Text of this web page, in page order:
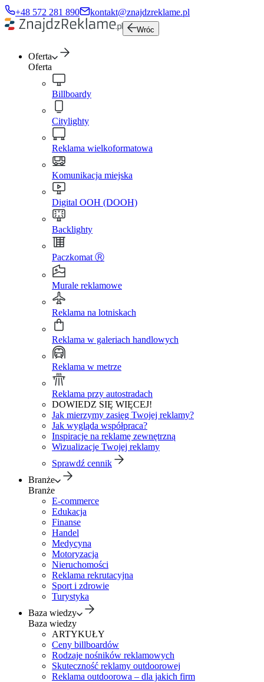
+48 572 281 890 kontakt@znajdzreklame.pl
Wróc
Oferta
Oferta
Billboardy
Citylighty
Reklama wielkoformatowa
Komunikacja miejska
Digital OOH (DOOH)
Backlighty
Paczkomat Ⓡ
Murale reklamowe
Reklama na lotniskach
Reklama w galeriach handlowych
Reklama w metrze
Reklama przy autostradach
DOWIEDZ SIĘ WIĘCEJ!
Jak mierzymy zasięg Twojej reklamy?
Jak wygląda współpraca?
Inspiracje na reklamę zewnętrzną
Wizualizacje Twojej reklamy
Sprawdź cennik
Branże
Branże
E-commerce
Edukacja
Finanse
Handel
Medycyna
Motoryzacja
Nieruchomości
Reklama rekrutacyjna
Sport i zdrowie
Turystyka
Baza wiedzy
Baza wiedzy
ARTYKUŁY
Ceny billboardów
Rodzaje nośników reklamowych
Skuteczność reklamy outdoorowej
Reklama outdoorowa – dla jakich firm